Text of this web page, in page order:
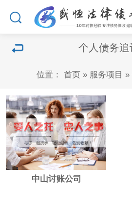
个人债务追
位置： 首页 » 服务项目 »
中山讨账公司